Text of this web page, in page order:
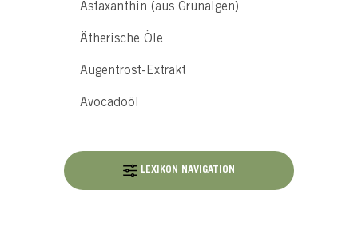
Astaxanthin (aus Grünalgen)
Ätherische Öle
Augentrost-Extrakt
Avocadoöl
LEXIKON NAVIGATION